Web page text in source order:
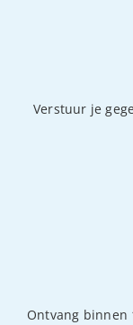
Verstuur je
Ontvang binnen